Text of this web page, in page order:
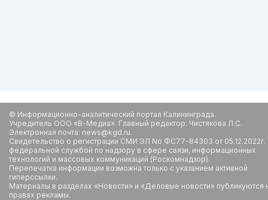
© Информационно-аналитический портал Калининграда.
Учредитель ООО «В-Медиа». Главный редактор: Чистякова Л.С.
Электронная почта: news@kgd.ru.
Свидетельство о регистрации СМИ ЭЛ No ФС77-84303 от
федеральной службой по надзору в сфере связи, информационных
технологий и массовых коммуникаций (Роскомнадзор).
Перепечатка информации возможна только с указанием активной
гиперссылки.
Материалы в разделах «Новости» и «Деловые новости» публикуются
правах рекламы.